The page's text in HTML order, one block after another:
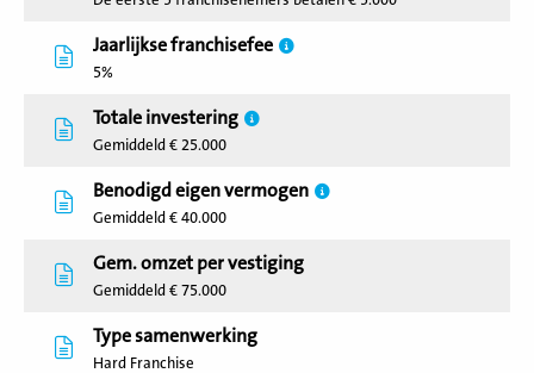
Jaarlijkse franchisefee
5%
Totale investering
Gemiddeld € 25.000
Benodigd eigen vermogen
Gemiddeld € 40.000
Gem. omzet per vestiging
Gemiddeld € 75.000
Type samenwerking
Hard Franchise